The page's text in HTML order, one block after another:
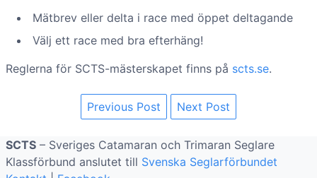
Mätbrev eller delta i race med öppet deltagande
Välj ett race med bra efterhäng!
Reglerna för SCTS-mästerskapet finns på scts.se.
Previous Post Next Post
SCTS – Sveriges Catamaran och Trimaran Seglare
Klassförbund anslutet till Svenska Seglarförbundet